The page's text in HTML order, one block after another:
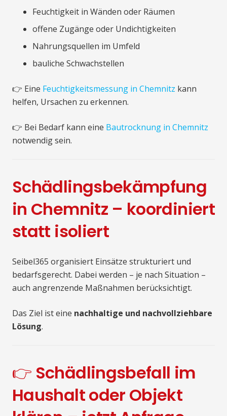
Feuchtigkeit in Wänden oder Räumen
offene Zugänge oder Undichtigkeiten
Nahrungsquellen im Umfeld
bauliche Schwachstellen
👉 Eine Feuchtigkeitsmessung in Chemnitz kann
helfen, Ursachen zu erkennen.
👉 Bei Bedarf kann eine Bautrocknung in Chemnitz
notwendig sein.
Schädlingsbekämpfung
in Chemnitz – koordiniert
statt isoliert
Seibel365 organisiert Einsätze strukturiert und
bedarfsgerecht. Dabei werden – je nach Situation –
auch angrenzende Maßnahmen berücksichtigt.
Das Ziel ist eine nachhaltige und nachvollziehbare
Lösung.
👉 Schädlingsbefall im
Haushalt oder Objekt